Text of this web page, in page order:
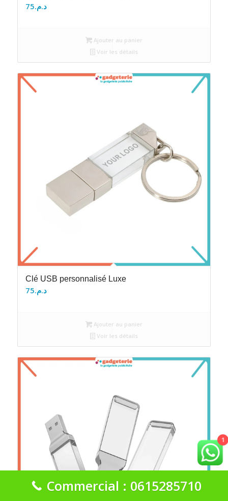
د.م.75
Ajouter au panier
Voir les détails
Clé USB personnalisé Luxe
د.م.75
Ajouter au panier
Voir les détails
1
Commercial : 0615285710